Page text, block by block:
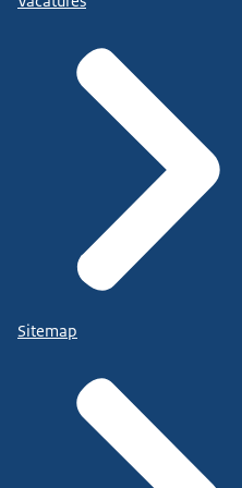
Sitemap